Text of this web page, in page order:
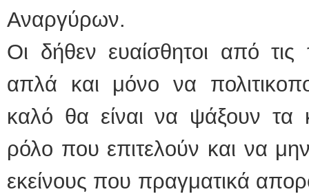
Αναργύρων.
Οι δήθεν ευαίσθητοι από
απλά και μόνο να
καλό θα είναι να ψάξουν τα
ρόλο που επιτελούν και να
εκείνους που πραγματικά